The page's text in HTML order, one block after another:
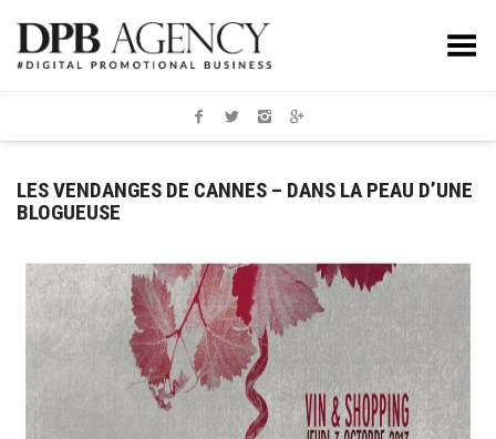
Toggle Menu
LES VENDANGES DE CANNES – DANS LA PEAU D’UNE
BLOGUEUSE